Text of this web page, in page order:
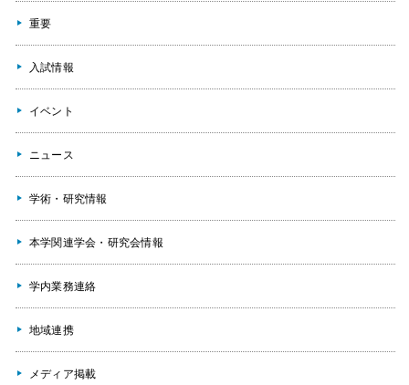
重要
入試情報
イベント
ニュース
学術・研究情報
本学関連学会・研究会情報
学内業務連絡
地域連携
メディア掲載